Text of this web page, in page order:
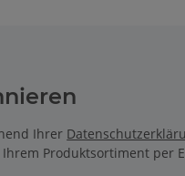
Ihrer
Produktsortiment per